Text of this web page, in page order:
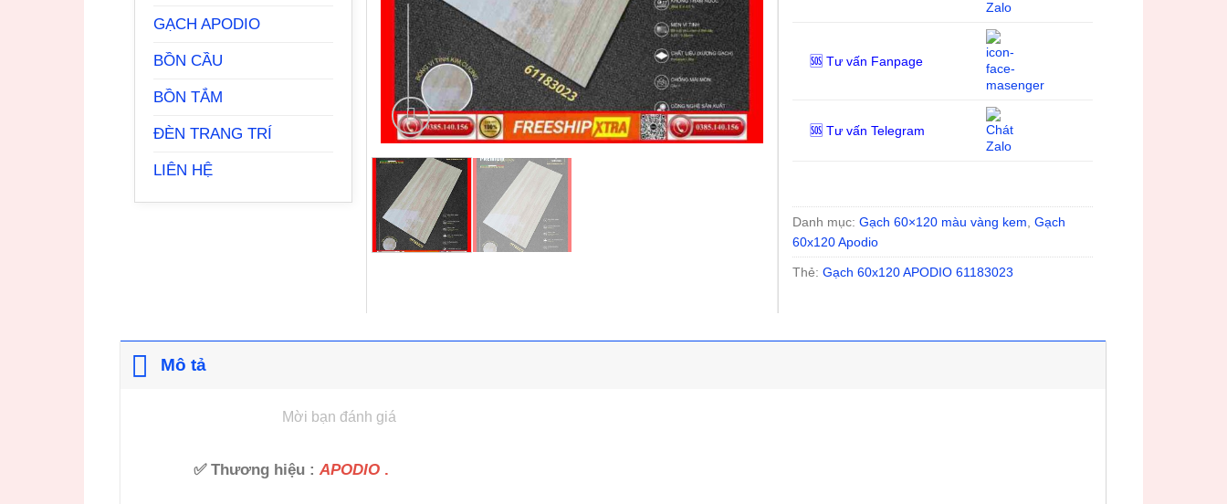
GẠCH APODIO
BỒN CẦU
BỒN TẮM
ĐÈN TRANG TRÍ
LIÊN HỆ
🆘 Tư vấn Fanpage
🆘 Tư vấn Telegram
Danh mục: Gạch 60×120 màu vàng kem Gạch
60x120 Apodio
Thẻ: Gạch 60x120 APODIO 61183023
Mô tả
Mời bạn đánh giá
✅ Thương hiệu : APODIO.